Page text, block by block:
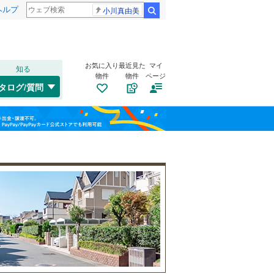
ルプ 小川真由美
知る
ログ/質問
お気に入り
物件
最近見た
物件
マイ
ページ
歌山
出雲市(1)
安来市(0)
邑智郡美郷町(0)
鹿足郡吉賀町(0)
隠岐郡知夫村(0)
木次線(0)
南道路（0）
古家あり（1）
小学校まで1km以内（0）